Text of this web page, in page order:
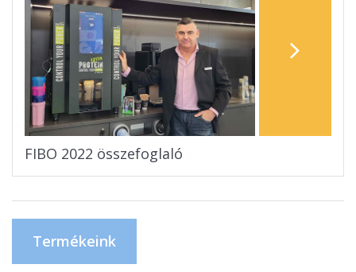
FIBO 2022 összefoglaló
Termékeink